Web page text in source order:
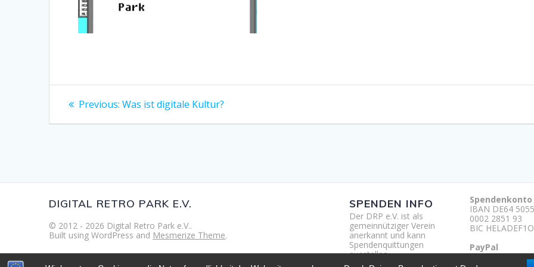
Beitragsnavigation
Previous: Previous
Was ist digitale Kultur?
DIGITAL RETRO PARK E.V.
© 2012 - 2026 Digital Retro Park e.V..
Built using WordPress and Mesmerize Theme.
SPENDEN INFO
Der DRP e.V. ist als
gemeinnütziger Verein
anerkannt und kann
Spendenquittungen
ausstellen.
Spendenkonto
IBAN DE64
0002 2851 93
BIC
PayPal
http://